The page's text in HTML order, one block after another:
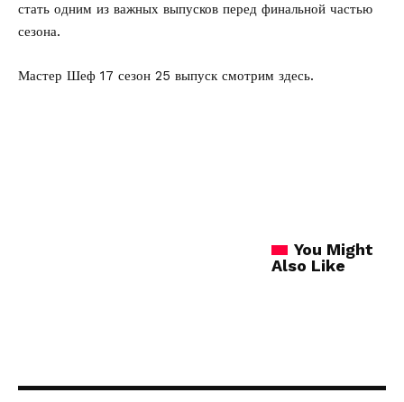
стать одним из важных выпусков перед финальной частью
сезона.
Мастер Шеф 17 сезон 25 выпуск смотрим здесь.
You Might
Also Like